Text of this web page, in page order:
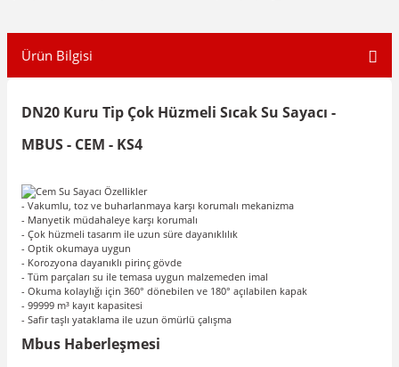
Ürün Bilgisi
DN20 Kuru Tip Çok Hüzmeli Sıcak Su Sayacı -
MBUS - CEM - KS4
- Vakumlu, toz ve buharlanmaya karşı korumalı mekanizma
- Manyetik müdahaleye karşı korumalı
- Çok hüzmeli tasarım ile uzun süre dayanıklılık
- Optik okumaya uygun
- Korozyona dayanıklı pirinç gövde
- Tüm parçaları su ile temasa uygun malzemeden imal
- Okuma kolaylığı için 360° dönebilen ve 180° açılabilen kapak
- 99999 m³ kayıt kapasitesi
- Safir taşlı yataklama ile uzun ömürlü çalışma
Mbus Haberleşmesi